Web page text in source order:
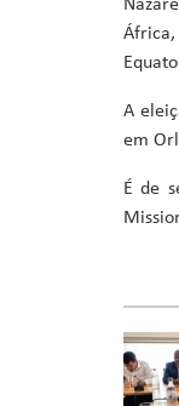
África,
A
em
É de